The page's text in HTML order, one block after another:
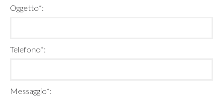
Oggetto*:
Telefono*:
Messaggio*: